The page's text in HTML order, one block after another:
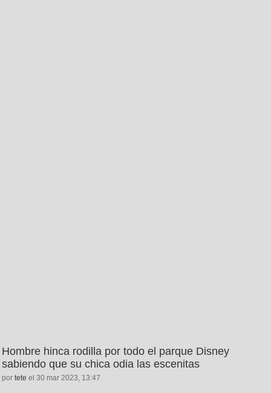
Hombre hinca rodilla por todo el parque Disney
sabiendo que su chica odia las escenitas
por tete el 30 mar 2023, 13:47